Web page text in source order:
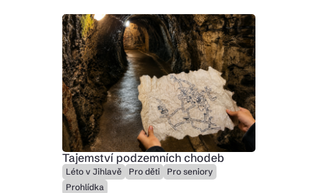
Tajemství podzemních chodeb
Léto v Jihlavě Pro děti
Pro seniory
Prohlídka